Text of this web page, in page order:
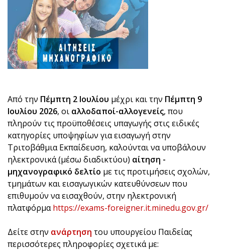
Από την Πέμπτη 2 Ιουλίου μέχρι και την Πέμπτη 9
Ιουλίου 2026, οι αλλοδαποί-αλλογενείς, που
πληρούν τις προϋποθέσεις υπαγωγής στις ειδικές
κατηγορίες υποψηφίων για εισαγωγή στην
Τριτοβάθμια Εκπαίδευση, καλούνται να υποβάλουν
ηλεκτρονικά (μέσω διαδικτύου) αίτηση -
μηχανογραφικό δελτίο με τις προτιμήσεις σχολών,
τμημάτων και εισαγωγικών κατευθύνσεων που
επιθυμούν να εισαχθούν, στην ηλεκτρονική
πλατφόρμαhttps://exams-foreigner.it.minedu.gov.gr/
Δείτε στην ανάρτηση του υπουργείου Παιδείας
περισσότερες πληροφορίες σχετικά με: